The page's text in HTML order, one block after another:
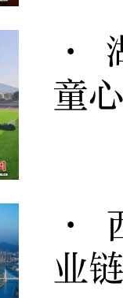
·
童
·
业